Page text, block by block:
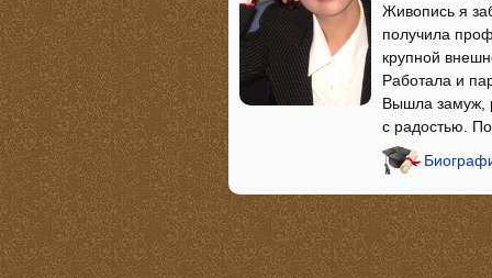
Живопись я
получила
крупной
Работала и
Вышла замуж,
с радостью.